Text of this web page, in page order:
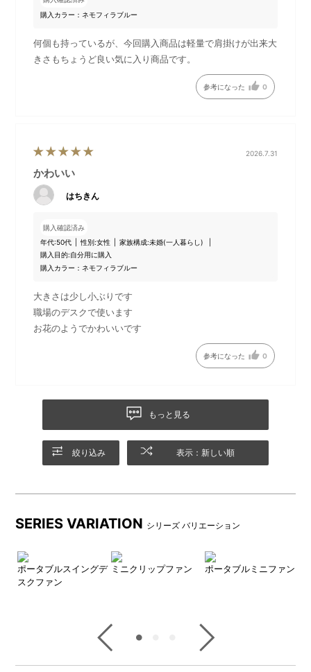
本体、ネックストラップ、
ット。
ることもできます。
着脱可能なネックストラッ
ネックストラップは長さの調
ネックストラップの長さはア
ジャスターのボタンを押しな
ネックストラップには安全パ
ーツが付いています。ネック
わるとネックストラップの安
す。
電源/風力調整スイッチは前面
に。風量は「弱」→「中」
に電源/風力調節スイッチを短
押しすると電源がOFFになり
ます。
充電用のUSB Type-Cポートは
購入カラー：ネモフィラブルー
何個も持っているが、今回購入商品は軽量で肩掛けが出来大
きさもちょうど良い気に入り商品です。
参考になった 0
2026.7.31
かわいい
はちきん
購入確認済み
年代:50代 性別:女性 家族構成:未婚(一人暮らし)
購入目的:自分用に購入
購入カラー：ネモフィラブルー
大きさは少し小ぶりです
職場のデスクで使います
お花のようでかわいいです
参考になった 0
もっと見る
絞り込み 表示：新しい順
SERIES VARIATION シリーズ バリエーション
ポータブルスイングデ
スクファン
ミニクリップファン ポータブルミニファン